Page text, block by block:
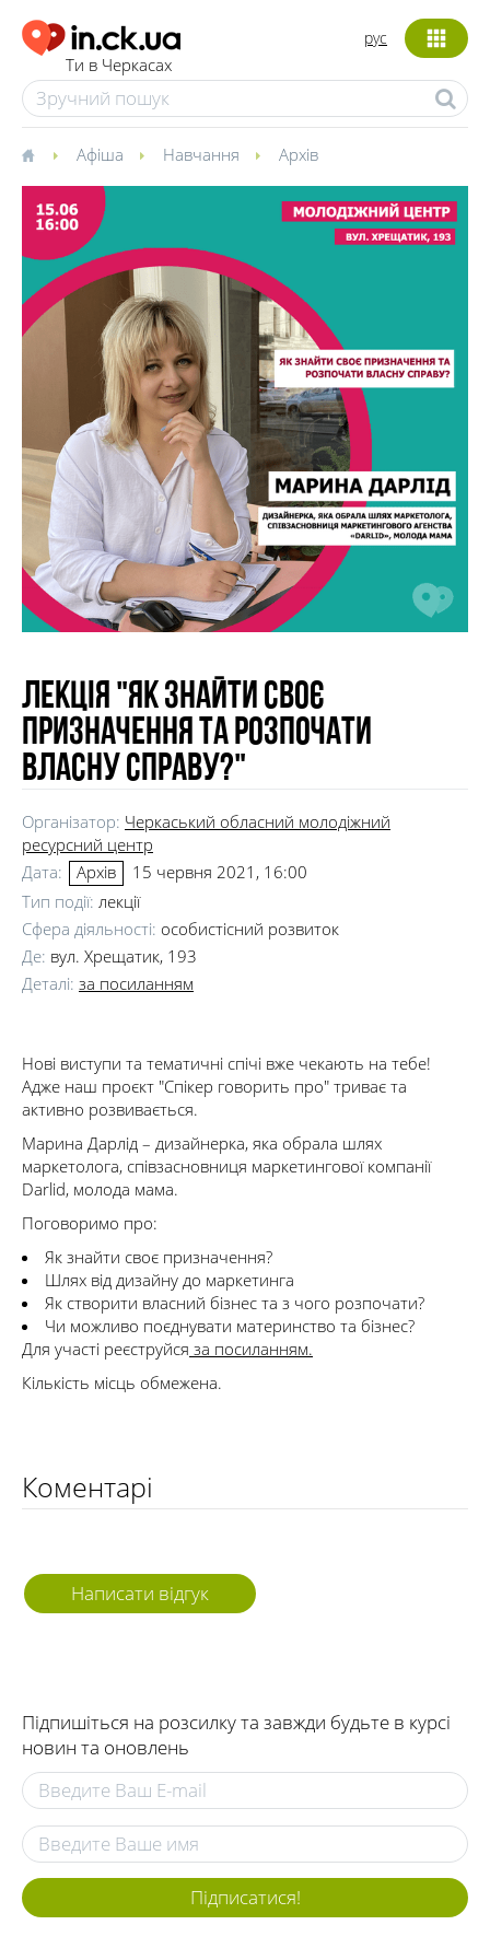
Ти в Черкасах
рус
Афіша Навчання Архів
Лекція "Як знайти своє
призначення та розпочати
власну справу?"
Організатор: Черкаський обласний молодіжний
ресурсний центр
Дата:
Архів
15 червня 2021, 16:00
Тип події: лекції
Сфера діяльності: особистісний розвиток
Де: вул. Хрещатик, 193
Деталі: за посиланням
Нові виступи та тематичні спічі вже чекають на тебе!
Адже наш проєкт "Спікер говорить про" триває та
активно розвивається.
Марина Дарлід – дизайнерка, яка обрала шлях
маркетолога, співзасновниця маркетингової компанії
Darlid, молода мама.
Поговоримо про:
Як знайти своє призначення?
Шлях від дизайну до маркетинга
Як створити власний бізнес та з чого розпочати?
Чи можливо поєднувати материнство та бізнес?
Для участі реєструйся за посиланням.
Кількість місць обмежена.
Коментарі
Написати відгук
Підпишіться на розсилку та завжди будьте в курсі
новин та оновлень
Підписатися!